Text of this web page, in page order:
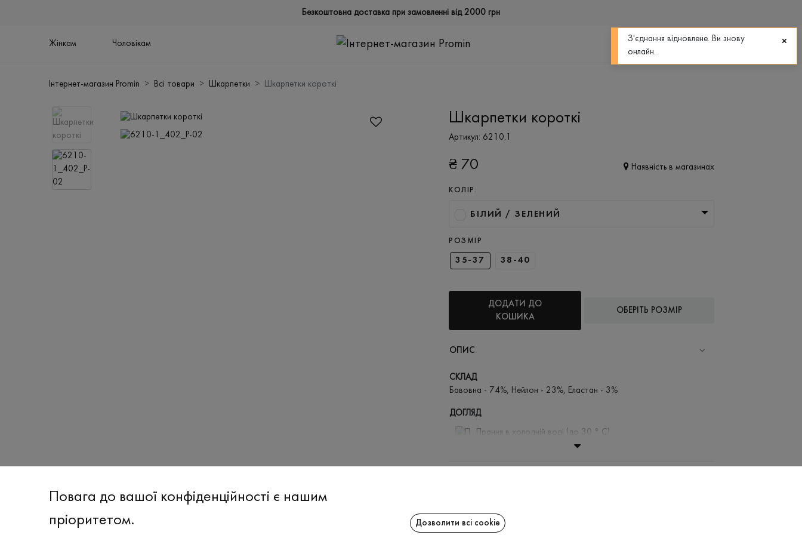
Безкоштовна доставка при замовленні від 2000 грн
Жінкам Чоловікам
0
Інтернет-магазин Promin Всі товари Шкарпетки Шкарпетки короткі
Шкарпетки короткі
Артикул: 6210.1
₴ 70 Наявність в магазинах
КОЛІР:
БІЛИЙ / ЗЕЛЕНИЙ
РОЗМІР
35-37 38-40
ДОДАТИ ДО
КОШИКА
ОБЕРІТЬ РОЗМІР
ОПИС
СКЛАД
Бавовна - 74%, Нейлон - 23%, Еластан - 3%
ДОГЛЯД
Прання в холодній воді (до 30 ° C)
Повага до вашої конфіденційності є нашим
пріоритетом.
Дозволити всі cookie
З'єднання відновлене. Ви знову
онлайн.